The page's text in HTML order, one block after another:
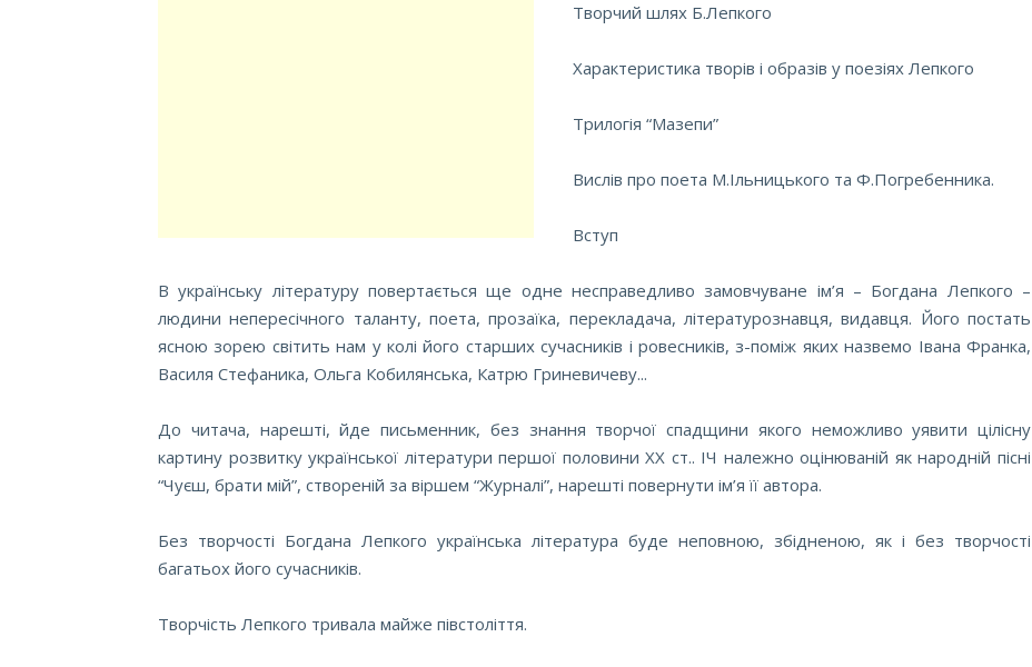
Творчий шлях Б.Лепкого
Характеристика творів і образів у поезіях Лепкого
Трилогія “Мазепи”
Вислів про поета М.Ільницького та Ф.Погребенника.
Вступ
В українську літературу повертається ще одне несправедливо замовчуване ім’я – Богдана Лепкого –
людини непересічного таланту, поета, прозаїка, перекладача, літературознавця, видавця. Його постать
ясною зорею світить нам у колі його старших сучасників і ровесників, з-поміж яких назвемо Івана Франка,
Василя Стефаника, Ольга Кобилянська, Катрю Гриневичеву...
До читача, нарешті, йде письменник, без знання творчої спадщини якого неможливо уявити цілісну
картину розвитку української літератури першої половини ХХ ст.. ІЧ належно оцінюваній як народній пісні
“Чуєш, брати мій”, створеній за віршем “Журналі”, нарешті повернути ім’я її автора.
Без творчості Богдана Лепкого українська література буде неповною, збідненою, як і без творчості
багатьох його сучасників.
Творчість Лепкого тривала майже півстоліття.